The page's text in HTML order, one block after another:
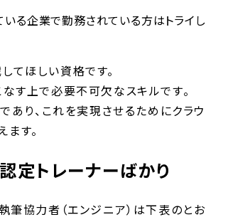
いる企業で勤務されている方はトライし
ほしい資格です。
す上で必要不可欠なスキルです。
り、これを実現させるためにクラウ
す。
定トレーナーばかり
協力者（エンジニア）は下表のとお